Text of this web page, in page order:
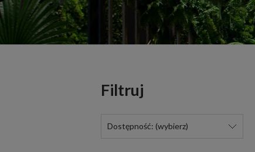
Filtruj
Dostępność: (wybierz)